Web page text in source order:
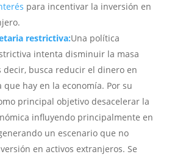
para incentivar la inversión en
restrictiva:Una política
intenta disminuir la masa
decir, busca reducir el dinero en
que hay en la economía. Por su
principal objetivo desacelerar la
influyendo principalmente en
un escenario que no
en activos extranjeros. Se